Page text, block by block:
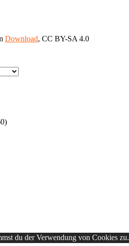
Download, CC BY-SA 4.0
du der Verwendung von Cookies zu.